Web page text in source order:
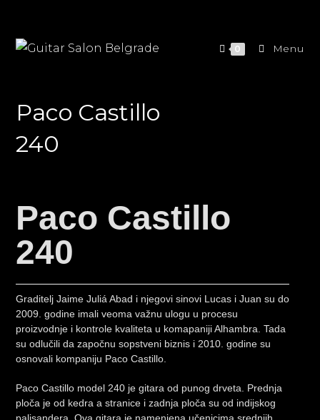
0 Menu
Paco Castillo
240
Paco Castillo
240
Graditelj Jaime Juliá Abad i njegovi sinovi Lucas i Juan su do
2009. godine imali veoma važnu ulogu u procesu
proizvodnje i kontrole kvaliteta u komapaniji Alhambra. Tada
su odlučili da započnu sopstveni biznis i 2010. godine su
osnovali kompaniju Paco Castillo.
Paco Castillo model 240 je gitara od punog drveta. Prednja
ploča je od kedra a stranice i zadnja ploča su od indijskog